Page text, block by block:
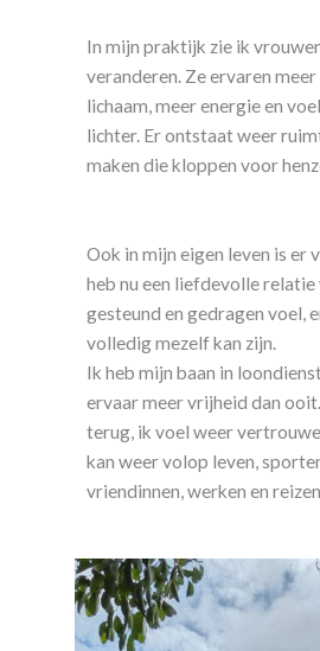
In mijn praktijk zie ik
veranderen. Ze ervaren meer
lichaam, meer energie en
lichter. Er ontstaat weer
maken die kloppen voor
Ook in mijn eigen leven is er
heb nu een liefdevolle
gesteund en gedragen voel,
volledig mezelf kan zijn.
Ik heb mijn baan in
ervaar meer vrijheid dan
terug, ik voel weer
kan weer volop leven,
vriendinnen, werken en reizen.